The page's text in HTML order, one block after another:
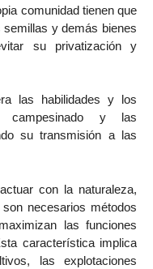
comunidad tienen que
y demás bienes
su privatización y
las habilidades y los
campesinado y las
su transmisión a las
con la naturaleza,
necesarios métodos
las funciones
característica implica
las explotaciones